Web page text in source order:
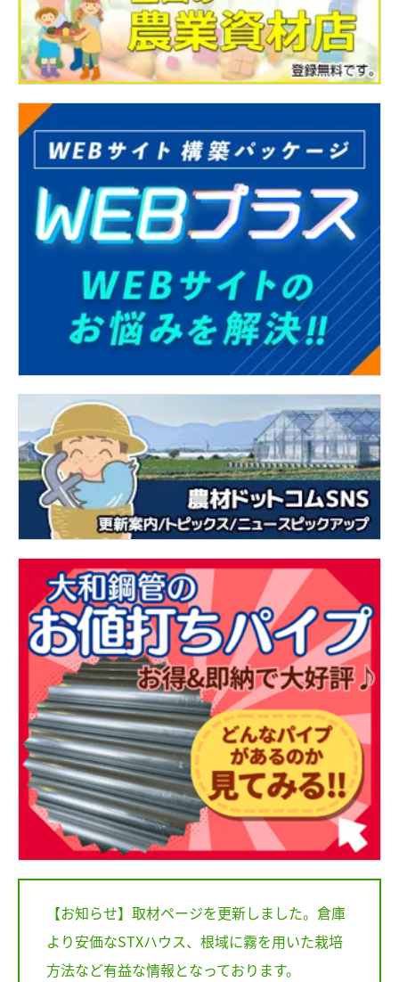
【お知らせ】取材ページを更新しました。倉庫
より安価なSTXハウス、根域に霧を用いた栽培
方法など有益な情報となっております。